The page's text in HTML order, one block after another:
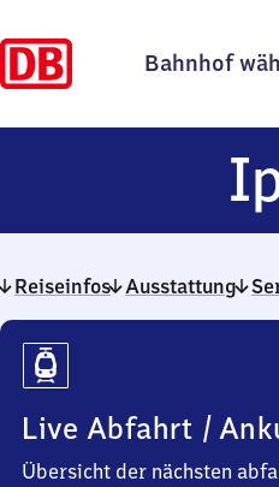
Bahnhof
Reiseinfos Ausstattung
Reiseinfos
Live Abfahrt /
Übersicht der nächsten